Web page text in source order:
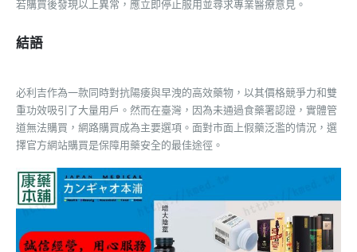
若購買後發現以上異常，應立即停止服用並尋求專業醫療意見。
結語
必利吉作為一款同時對抗陽痿與早洩的高效藥物，以其價格競爭力和雙
重功效吸引了大量用戶。然而在臺灣，因為未通過食藥署認證，實體管
道無法購買，網路購買成為主要選項。面對市面上假藥泛濫的情況，選
擇官方網站購買是保障用藥安全的最佳途徑。